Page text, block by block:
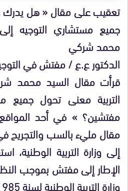
تعقيب على مقال « هل يدرك
جميع مستشاري التوجيه
محمد شركي
الدكتور ع.ع / مفتش في
قرأت مقال السيد محمد
التربية معنى تحول جميع
مفتشين؟ » في أحد
مقال مليء بالسب
إلى وزارة التربية الوطنية،
الإطار إلى مفتش بموجب
وزارة التربية الوطنية لسنة 1985.